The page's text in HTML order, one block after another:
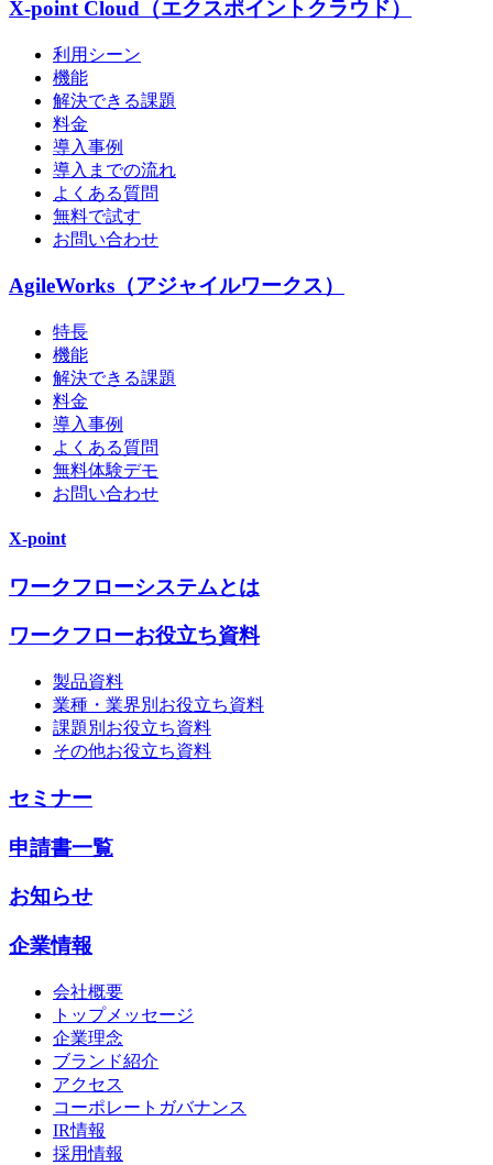
X-point Cloud（エクスポイントクラウド）
利用シーン
機能
解決できる課題
料金
導入事例
導入までの流れ
よくある質問
無料で試す
お問い合わせ
AgileWorks（アジャイルワークス）
特長
機能
解決できる課題
料金
導入事例
よくある質問
無料体験デモ
お問い合わせ
X-point
ワークフローシステムとは
ワークフローお役立ち資料
製品資料
業種・業界別お役立ち資料
課題別お役立ち資料
その他お役立ち資料
セミナー
申請書一覧
お知らせ
企業情報
会社概要
トップメッセージ
企業理念
ブランド紹介
アクセス
コーポレートガバナンス
IR情報
採用情報